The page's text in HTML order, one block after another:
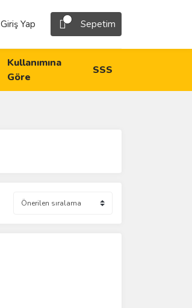
Giriş Yap Sepetim
Kullanımına
Göre
SSS